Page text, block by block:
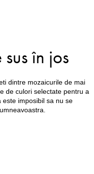
în jos
dintre mozaicurile de mai
de culori selectate pentru a
imposibil sa nu se